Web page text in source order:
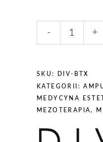
1x10ml
- +
SKU: DIV-BTX
KATEGORII:
MEDYCYNA
MEZOTERAPIA,